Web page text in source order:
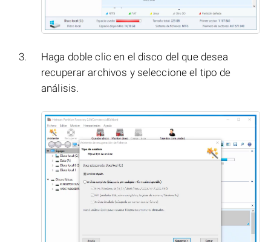
Haga doble clic en el disco del que desea
recuperar archivos y seleccione el tipo de
análisis.